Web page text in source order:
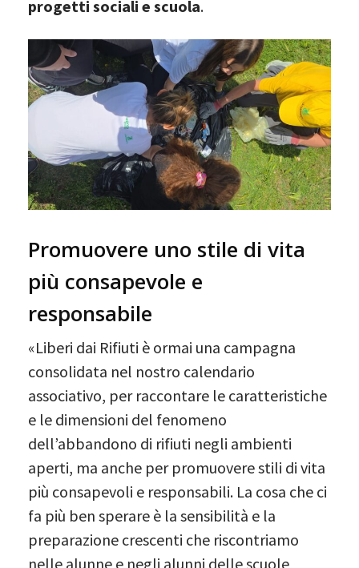
progetti sociali e scuola.
Promuovere uno stile di vita
più consapevole e
responsabile
«Liberi dai Rifiuti è ormai una campagna
consolidata nel nostro calendario
associativo, per raccontare le caratteristiche
e le dimensioni del fenomeno
dell’abbandono di rifiuti negli ambienti
aperti, ma anche per promuovere stili di vita
più consapevoli e responsabili. La cosa che ci
fa più ben sperare è la sensibilità e la
preparazione crescenti che riscontriamo
nelle alunne e negli alunni delle scuole